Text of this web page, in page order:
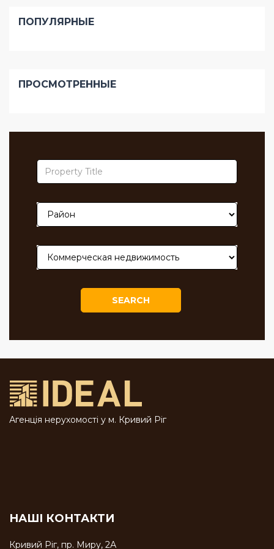
ПОПУЛЯРНЫЕ
ПРОСМОТРЕННЫЕ
SEARCH
Агенція нерухомості у м. Кривий Ріг
НАШІ КОНТАКТИ
Кривий Ріг, пр. Миру, 2А